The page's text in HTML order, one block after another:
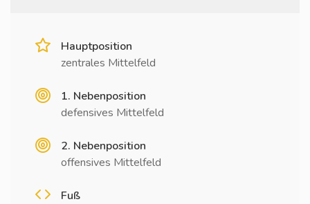
Hauptposition
zentrales Mittelfeld
1. Nebenposition
defensives Mittelfeld
2. Nebenposition
offensives Mittelfeld
Fuß